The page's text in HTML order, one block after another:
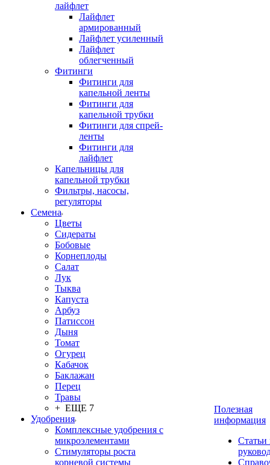
лайфлет
Лайфлет
армированный
Лайфлет усиленный
Лайфлет
облегченный
Фитинги
Фитинги для
капельной ленты
Фитинги для
капельной трубки
Фитинги для спрей-
ленты
Фитинги для
лайфлет
Капельницы для
капельной трубки
Фильтры, насосы,
регуляторы
Семена
Цветы
Сидераты
Бобовые
Корнеплоды
Салат
Лук
Тыква
Капуста
Арбуз
Патиссон
Дыня
Томат
Огурец
Кабачок
Баклажан
Перец
Травы
+ ЕЩЕ 7
Удобрения
Комплексные удобрения с
микроэлементами
Стимуляторы роста
корневой системы
Полезная
информация
Статьи